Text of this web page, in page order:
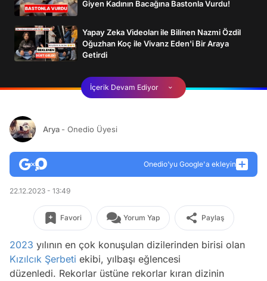
Giyen Kadının Bacağına Bastonla Vurdu!
Yapay Zeka Videoları ile Bilinen Nazmi Özdil
Oğuzhan Koç ile Vivanz Eden'i Bir Araya
Getirdi
İçerik Devam Ediyor
Arya - Onedio Üyesi
Onedio’yu Google'a ekleyin
22.12.2023 - 13:49
Favori Yorum Yap Paylaş
2023 yılının en çok konuşulan dizilerinden birisi olan
Kızılcık Şerbeti ekibi, yılbaşı eğlencesi
düzenledi. Rekorlar üstüne rekorlar kıran dizinin